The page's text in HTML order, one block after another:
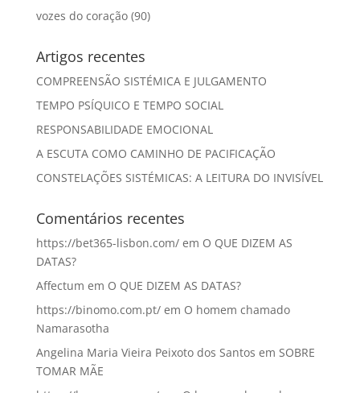
vozes do coração(90)
Artigos recentes
COMPREENSÃO SISTÉMICA E JULGAMENTO
TEMPO PSÍQUICO E TEMPO SOCIAL
RESPONSABILIDADE EMOCIONAL
A ESCUTA COMO CAMINHO DE PACIFICAÇÃO
CONSTELAÇÕES SISTÉMICAS: A LEITURA DO INVISÍVEL
Comentários recentes
https://bet365-lisbon.com/em O QUE DIZEM AS
DATAS?
Affectum em O QUE DIZEM AS DATAS?
https://binomo.com.pt/em O homem chamado
Namarasotha
Angelina Maria Vieira Peixoto dos Santos em SOBRE
TOMAR MÃE